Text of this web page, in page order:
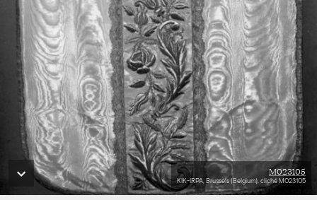
M023105
KIK-IRPA, Brussels (Belgium), cliché M023105